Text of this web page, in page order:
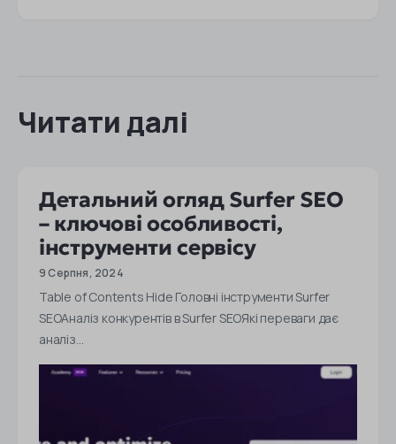
Читати далі
Детальний огляд Surfer SEO
– ключові особливості,
інструменти сервісу
9 Серпня, 2024
Table of Contents Hide Головні інструменти Surfer
SEOАналіз конкурентів в Surfer SEOЯкі переваги дає
аналіз…